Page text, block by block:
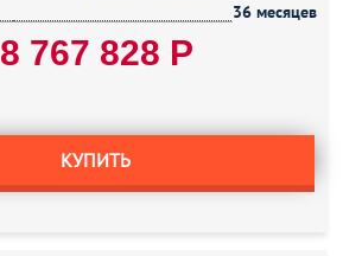
36 месяцев
8 767 828 Р
КУПИТЬ